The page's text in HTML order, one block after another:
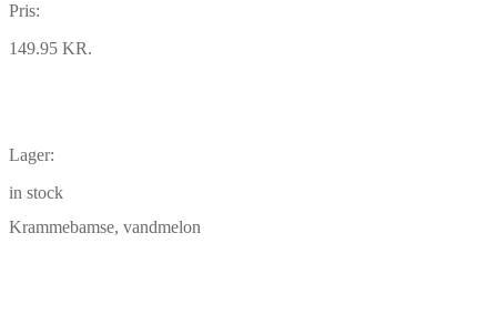
Pris:
149.95 KR.
Lager:
in stock
Krammebamse, vandmelon